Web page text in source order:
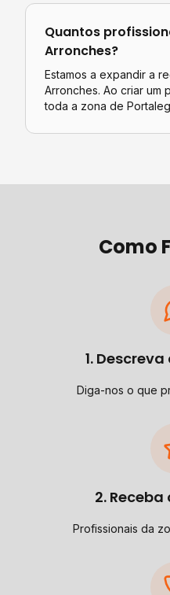
Quantos
Arronches?
Estamos a expandir a
Arronches. Ao criar um
toda a zona de
Como
1.
Diga-nos o que
2.
Profissionais da